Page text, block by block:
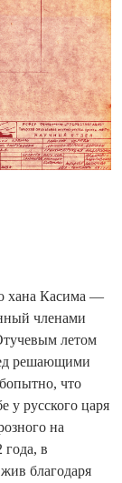
хана Касима —
членами
летом
решающими
что
у русского царя
на
года, в
благодаря